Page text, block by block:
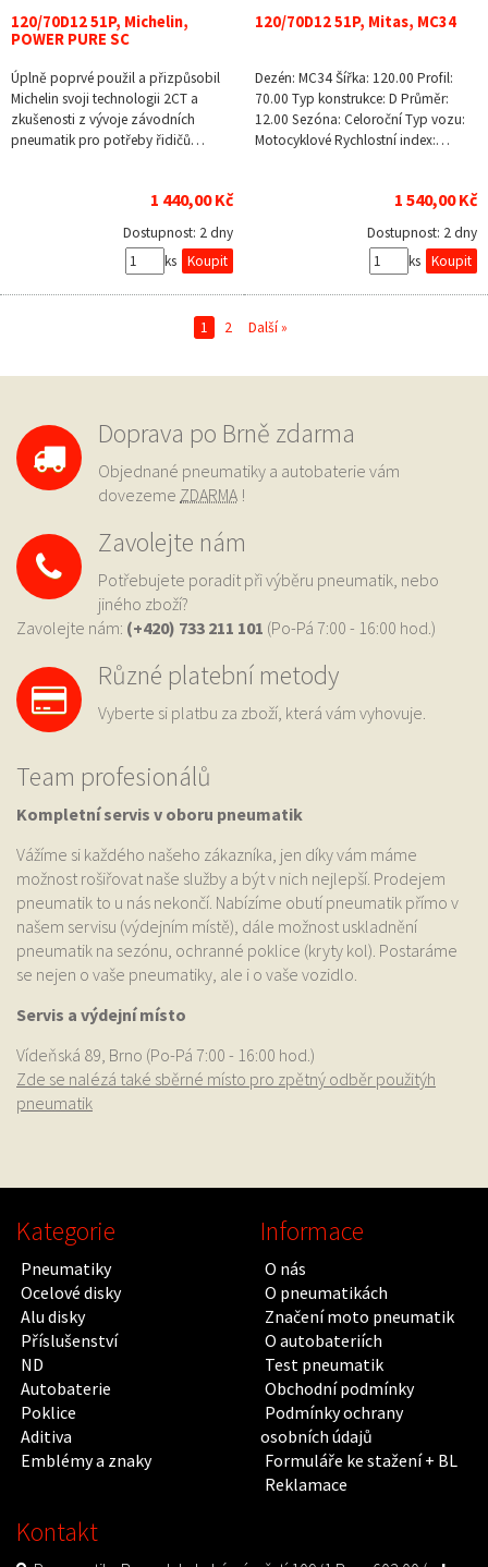
120/70D12 51P, Michelin,
POWER PURE SC
Úplně poprvé použil a přizpůsobil
Michelin svoji technologii 2CT a
zkušenosti z vývoje závodních
pneumatik pro potřeby řidičů…
1 440,00 Kč
Dostupnost: 2 dny
ks
120/70D12 51P, Mitas, MC34
Dezén: MC34 Šířka: 120.00 Profil:
70.00 Typ konstrukce: D Průměr:
12.00 Sezóna: Celoroční Typ vozu:
Motocyklové Rychlostní index:…
1 540,00 Kč
Dostupnost: 2 dny
ks
1 2 Další »
Doprava po Brně zdarma
Objednané pneumatiky a autobaterie vám
dovezeme ZDARMA !
Zavolejte nám
Potřebujete poradit při výběru pneumatik, nebo
jiného zboží?
Zavolejte nám: (+420) 733 211 101 (Po-Pá 7:00 - 16:00 hod.)
Různé platební metody
Vyberte si platbu za zboží, která vám vyhovuje.
Team profesionálů
Kompletní servis v oboru pneumatik
Vážíme si každého našeho zákazníka, jen díky vám máme
možnost rošiřovat naše služby a být v nich nejlepší. Prodejem
pneumatik to u nás nekončí. Nabízíme obutí pneumatik přímo v
našem servisu (výdejním místě), dále možnost uskladnění
pneumatik na sezónu, ochranné poklice (kryty kol). Postaráme
se nejen o vaše pneumatiky, ale i o vaše vozidlo.
Servis a výdejní místo
Vídeňská 89, Brno (Po-Pá 7:00 - 16:00 hod.)
Zde se nalézá také sběrné místo pro zpětný odběr použitýh
pneumatik
Kategorie
Pneumatiky
Ocelové disky
Alu disky
Příslušenství
ND
Autobaterie
Poklice
Aditiva
Emblémy a znaky
Informace
O nás
O pneumatikách
Značení moto pneumatik
O autobateriích
Test pneumatik
Obchodní podmínky
Podmínky ochrany
osobních údajů
Formuláře ke stažení + BL
Reklamace
Kontakt